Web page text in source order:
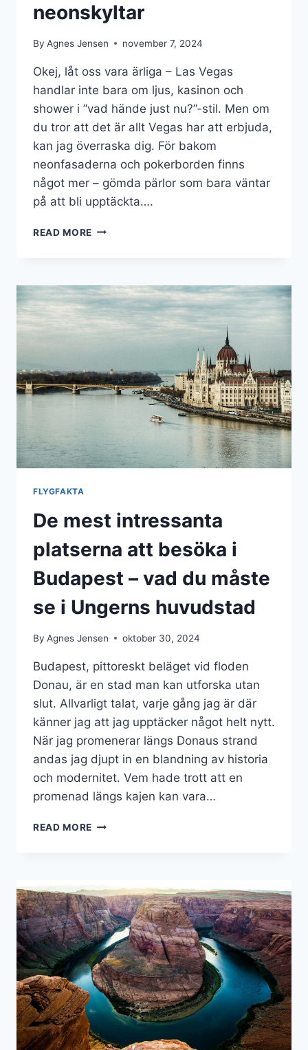
neonskyltar
By Agnes Jensen november 7, 2024
Okej, låt oss vara ärliga – Las Vegas
handlar inte bara om ljus, kasinon och
shower i ”vad hände just nu?”-stil. Men om
du tror att det är allt Vegas har att erbjuda,
kan jag överraska dig. För bakom
neonfasaderna och pokerborden finns
något mer – gömda pärlor som bara väntar
på att bli upptäckta….
READ MORE LAS
KASINON
OCH
FÄRGGLADA
NEONSKYLTAR
FLYGFAKTA
De mest intressanta
platserna att besöka i
Budapest – vad du måste
se i Ungerns huvudstad
By Agnes Jensen oktober 30, 2024
Budapest, pittoreskt beläget vid floden
Donau, är en stad man kan utforska utan
slut. Allvarligt talat, varje gång jag är där
känner jag att jag upptäcker något helt nytt.
När jag promenerar längs Donaus strand
andas jag djupt in en blandning av historia
och modernitet. Vem hade trott att en
promenad längs kajen kan vara…
READ MORE DE
BESÖKA
I
BUDAPEST
–
VAD
DU
MÅSTE
SE
I
UNGERNS
HUVUDSTAD